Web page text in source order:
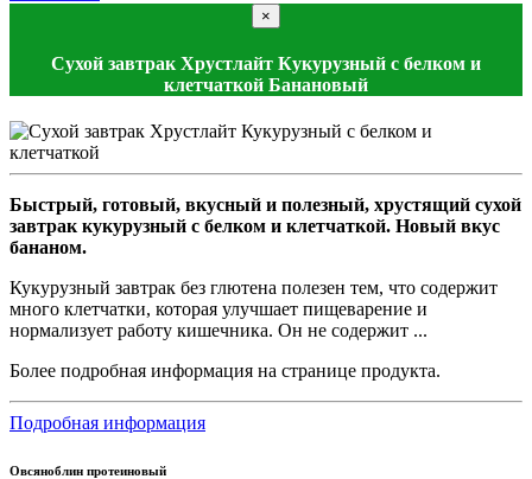
×
Сухой завтрак Хрустлайт Кукурузный с белком и
клетчаткой Банановый
Быстрый, готовый, вкусный и полезный, хрустящий сухой
завтрак кукурузный с белком и клетчаткой. Новый вкус
бананом.
Кукурузный завтрак без глютена полезен тем, что содержит
много клетчатки, которая улучшает пищеварение и
нормализует работу кишечника. Он не содержит ...
Более подробная информация на странице продукта.
Подробная информация
Овсяноблин протеиновый